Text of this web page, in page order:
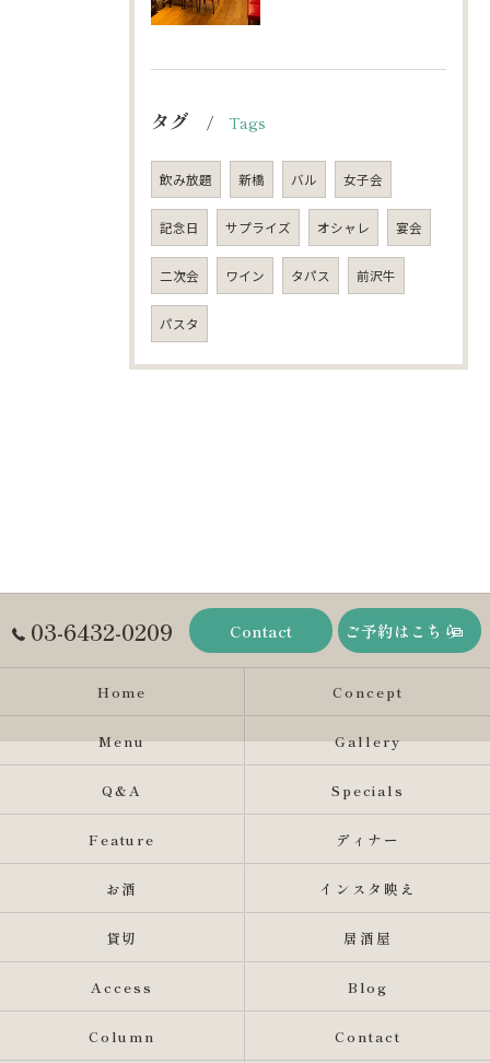
タグ Tags
飲み放題 新橋 バル 女子会
記念日 サプライズ オシャレ 宴会
二次会 ワイン タパス 前沢牛
パスタ
03-6432-0209 Contact ご予約はこちら
Home Concept
Menu Gallery
Q&A Specials
Feature ディナー
お酒 インスタ映え
貸切 居酒屋
Access Blog
Column Contact